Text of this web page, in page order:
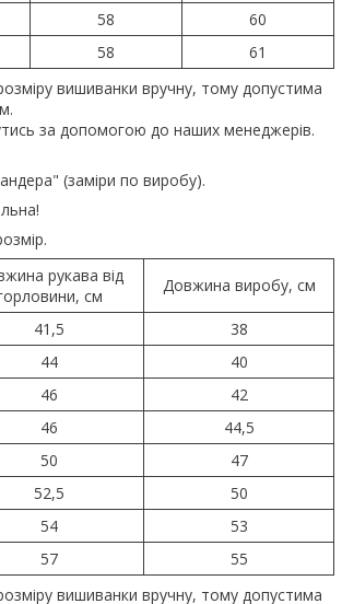
58
60
58
61
вишиванки вручну, тому допустима
за допомогою до наших менеджерів.
(заміри по виробу).
рукава від
см
Довжина виробу, см
41,5
38
44
40
46
42
46
44,5
50
47
52,5
50
54
53
57
55
вишиванки вручну, тому допустима